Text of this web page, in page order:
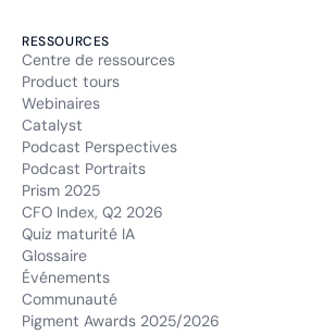
RESSOURCES
Centre de ressources
Product tours
Webinaires
Catalyst
Podcast Perspectives
Podcast Portraits
Prism 2025
CFO Index, Q2 2026
Quiz maturité IA
Glossaire
Événements
Communauté
Pigment Awards 2025/2026